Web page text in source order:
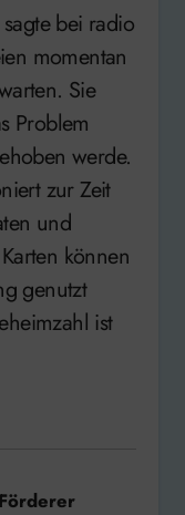
bei radio
momentan
Sie
Problem
werde.
zur Zeit
und
können
genutzt
ist